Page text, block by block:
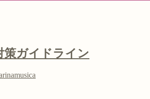
策ガイドライン